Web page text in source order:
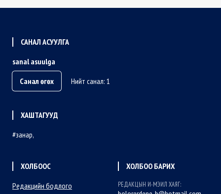
САНАЛ АСУУЛГА
sanal asuulga
Санал өгөх
Нийт санал: 1
ХАШТАГУУД
занар
ХОЛБООС
Редакцийн бодлого
ХОЛБОО БАРИХ
РЕДАКЦЫН И-МЭИЛ ХАЯГ: